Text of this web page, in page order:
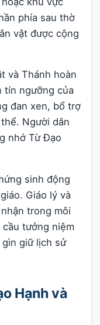
phía sau thờ
vật được cộng
và Thánh hoàn
tín ngưỡng của
đan xen, bổ trợ
Người dân
nhớ Từ Đạo
sinh động
Giáo lý và
trong môi
tưởng niệm
giữ lịch sử
Hạnh và